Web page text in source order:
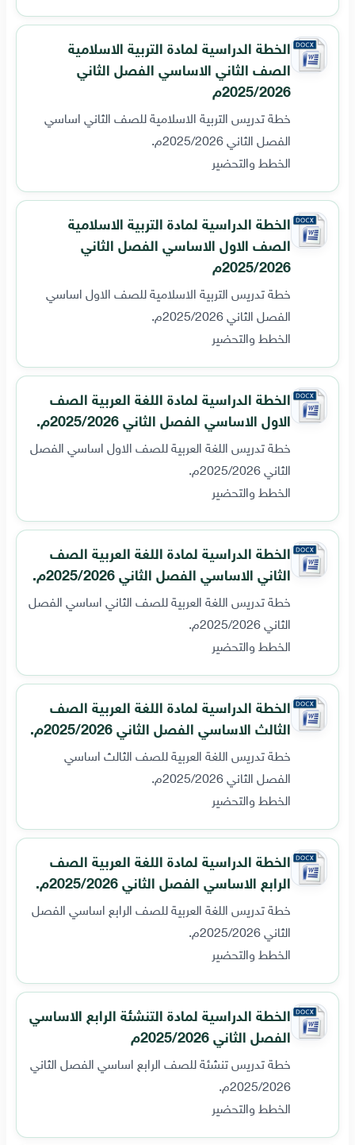
الخطة الدراسية لمادة التربية الاسلامية
الصف الثاني الاساسي الفصل الثاني
2025/2026م
خطة تدريس التربية الاسلامية للصف الثاني اساسي
الفصل الثاني 2025/2026م.
الخطط والتحضير
الخطة الدراسية لمادة التربية الاسلامية
الصف الاول الاساسي الفصل الثاني
2025/2026م
خطة تدريس التربية الاسلامية للصف الاول اساسي
الفصل الثاني 2025/2026م.
الخطط والتحضير
الخطة الدراسية لمادة اللغة العربية الصف
الاول الاساسي الفصل الثاني 2025/2026م.
خطة تدريس اللغة العربية للصف الاول اساسي الفصل
الثاني 2025/2026م.
الخطط والتحضير
الخطة الدراسية لمادة اللغة العربية الصف
الثاني الاساسي الفصل الثاني 2025/2026م.
خطة تدريس اللغة العربية للصف الثاني اساسي الفصل
الثاني 2025/2026م.
الخطط والتحضير
الخطة الدراسية لمادة اللغة العربية الصف
الثالث الاساسي الفصل الثاني 2025/2026م.
خطة تدريس اللغة العربية للصف الثالث اساسي
الفصل الثاني 2025/2026م.
الخطط والتحضير
الخطة الدراسية لمادة اللغة العربية الصف
الرابع الاساسي الفصل الثاني 2025/2026م.
خطة تدريس اللغة العربية للصف الرابع اساسي الفصل
الثاني 2025/2026م.
الخطط والتحضير
الخطة الدراسية لمادة التنشئة الرابع الاساسي
الفصل الثاني 2025/2026م
خطة تدريس تنشئة للصف الرابع اساسي الفصل الثاني
2025/2026م.
الخطط والتحضير